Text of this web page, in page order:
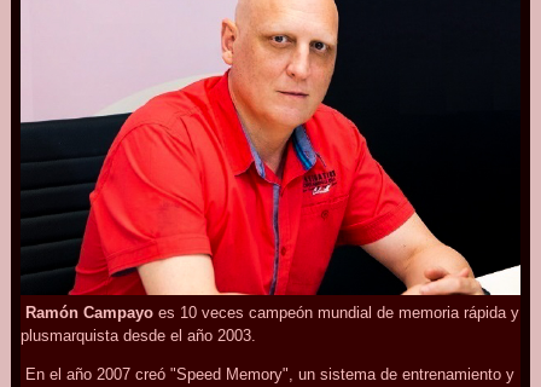
Ramón Campayoes 10 veces campeón mundial de memoria rápida y
plusmarquista desde el año 2003.
En el año 2007 creó "Speed Memory", un sistema de entrenamiento y